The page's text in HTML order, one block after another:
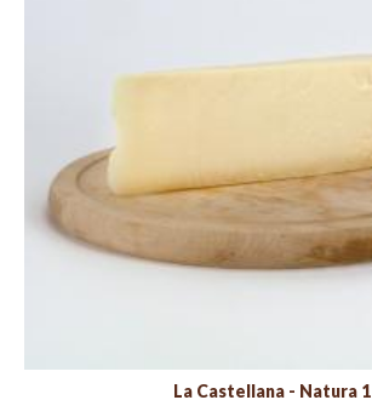
La Castellana - Natura 1